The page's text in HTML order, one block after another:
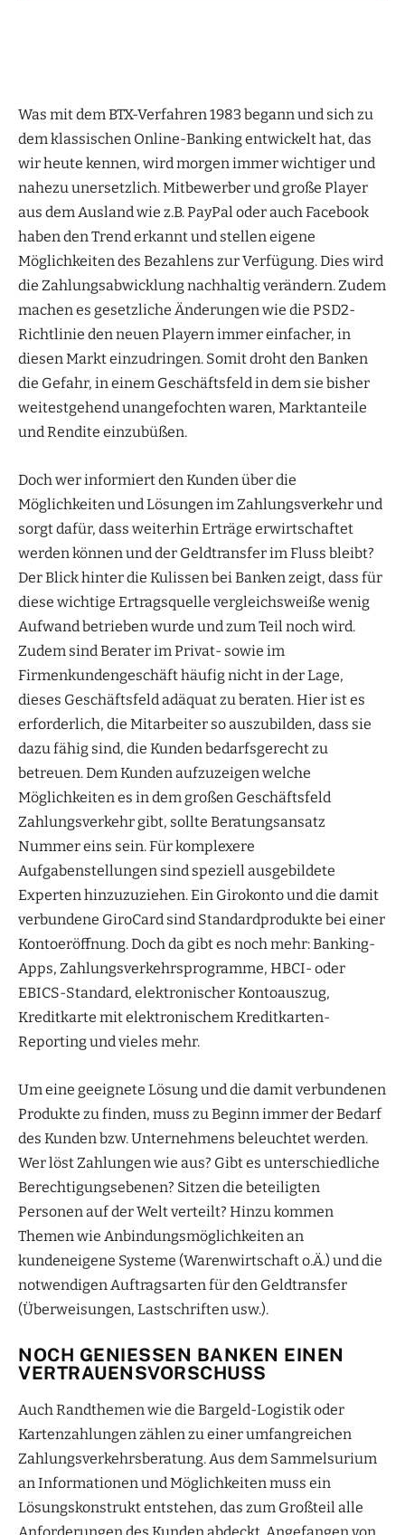
Was mit dem BTX-Verfahren 1983 begann und sich zu
dem klassischen Online-Banking entwickelt hat, das
wir heute kennen, wird morgen immer wichtiger und
nahezu unersetzlich. Mitbewerber und große Player
aus dem Ausland wie z.B. PayPal oder auch Facebook
haben den Trend erkannt und stellen eigene
Möglichkeiten des Bezahlens zur Verfügung. Dies wird
die Zahlungsabwicklung nachhaltig verändern. Zudem
machen es gesetzliche Änderungen wie die PSD2-
Richtlinie den neuen Playern immer einfacher, in
diesen Markt einzudringen. Somit droht den Banken
die Gefahr, in einem Geschäftsfeld in dem sie bisher
weitestgehend unangefochten waren, Marktanteile
und Rendite einzubüßen.
Doch wer informiert den Kunden über die
Möglichkeiten und Lösungen im Zahlungsverkehr und
sorgt dafür, dass weiterhin Erträge erwirtschaftet
werden können und der Geldtransfer im Fluss bleibt?
Der Blick hinter die Kulissen bei Banken zeigt, dass für
diese wichtige Ertragsquelle vergleichsweiße wenig
Aufwand betrieben wurde und zum Teil noch wird.
Zudem sind Berater im Privat- sowie im
Firmenkundengeschäft häufig nicht in der Lage,
dieses Geschäftsfeld adäquat zu beraten. Hier ist es
erforderlich, die Mitarbeiter so auszubilden, dass sie
dazu fähig sind, die Kunden bedarfsgerecht zu
betreuen. Dem Kunden aufzuzeigen welche
Möglichkeiten es in dem großen Geschäftsfeld
Zahlungsverkehr gibt, sollte Beratungsansatz
Nummer eins sein. Für komplexere
Aufgabenstellungen sind speziell ausgebildete
Experten hinzuzuziehen. Ein Girokonto und die damit
verbundene GiroCard sind Standardprodukte bei einer
Kontoeröffnung. Doch da gibt es noch mehr: Banking-
Apps, Zahlungsverkehrsprogramme, HBCI- oder
EBICS-Standard, elektronischer Kontoauszug,
Kreditkarte mit elektronischem Kreditkarten-
Reporting und vieles mehr.
Um eine geeignete Lösung und die damit verbundenen
Produkte zu finden, muss zu Beginn immer der Bedarf
des Kunden bzw. Unternehmens beleuchtet werden.
Wer löst Zahlungen wie aus? Gibt es unterschiedliche
Berechtigungsebenen? Sitzen die beteiligten
Personen auf der Welt verteilt? Hinzu kommen
Themen wie Anbindungsmöglichkeiten an
kundeneigene Systeme (Warenwirtschaft o.Ä.) und die
notwendigen Auftragsarten für den Geldtransfer
(Überweisungen, Lastschriften usw.).
NOCH GENIESSEN BANKEN EINEN V
ERTRAUENSVORSCHUSS
Auch Randthemen wie die Bargeld-Logistik oder
Kartenzahlungen zählen zu einer umfangreichen
Zahlungsverkehrsberatung. Aus dem Sammelsurium
an Informationen und Möglichkeiten muss ein
Lösungskonstrukt entstehen, das zum Großteil alle
Anforderungen des Kunden abdeckt. Angefangen von